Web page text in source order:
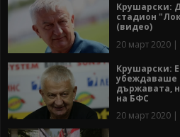
Крушарски:
стадион
(видео)
20 март 2020 |
Крушарски:
убеждаваше
държавата,
на БФС
20 март 2020 |